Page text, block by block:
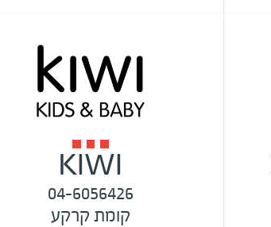
KIWI
04-6056426
קומת קרקע